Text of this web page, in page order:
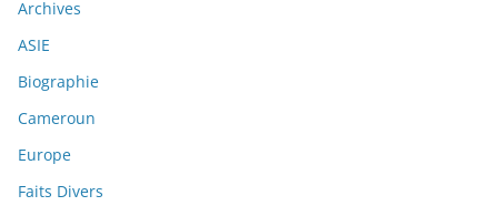
Archives
ASIE
Biographie
Cameroun
Europe
Faits Divers